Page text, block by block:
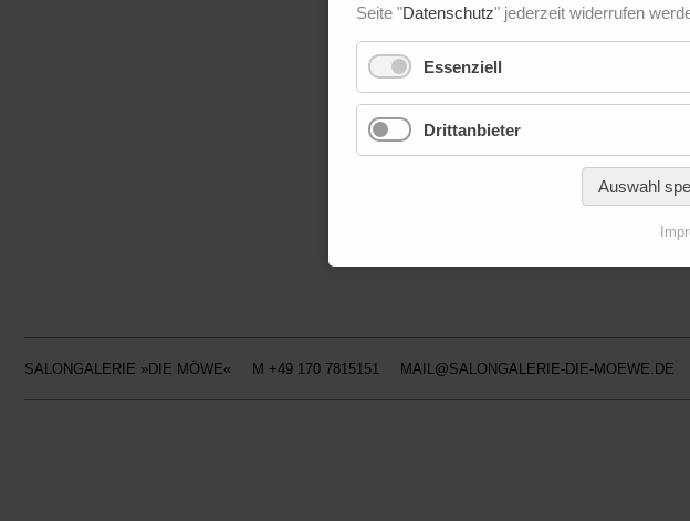
SALONGALERIE »DIE MÖWE« M +49 170 7815151 MAIL@SALONGALERIE-DIE-MOEWE.DE
Seite "Datenschutz" jederzeit widerrufen
Essenziell
Drittanbieter
Auswahl